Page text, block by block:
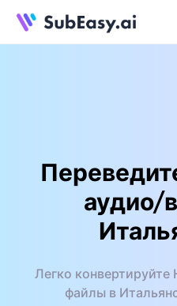
аудио/
Легко
файлы в